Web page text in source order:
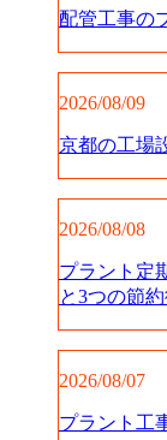
配管工事の
2026/08/09
京都の工場
2026/08/08
プラント定
と3つの節
2026/08/07
プラント工